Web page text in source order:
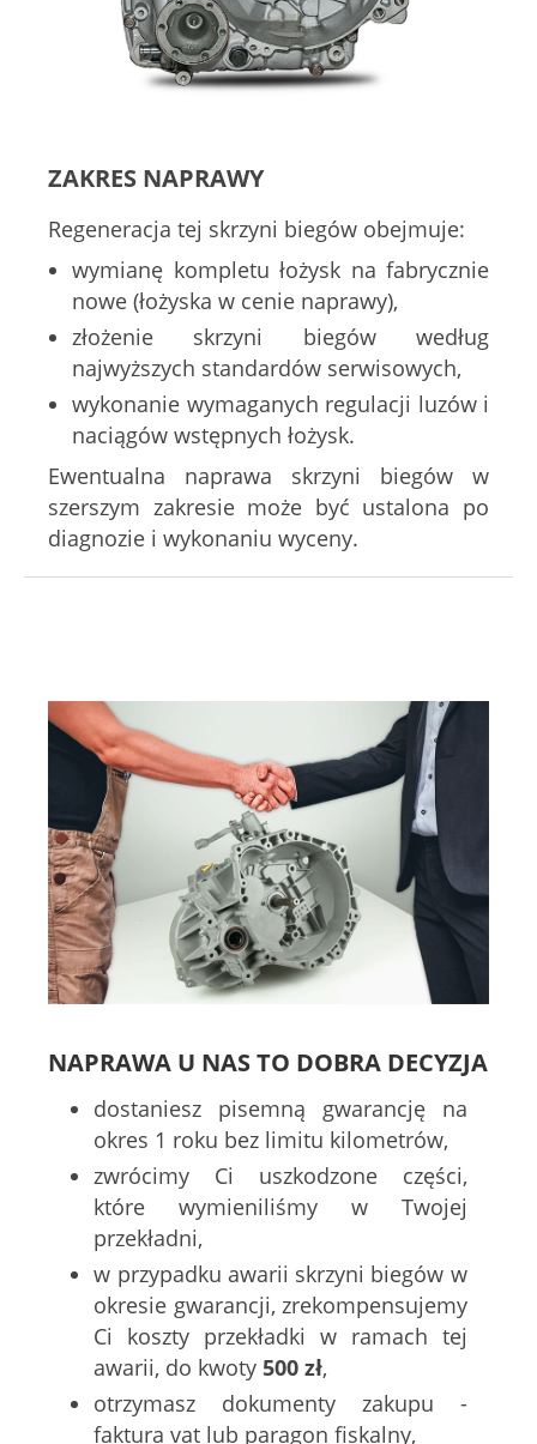
ZAKRES NAPRAWY
Regeneracja tej skrzyni biegów obejmuje:
wymianę kompletu łożysk na fabrycznie
nowe (łożyska w cenie naprawy),
złożenie skrzyni biegów według
najwyższych standardów serwisowych,
wykonanie wymaganych regulacji luzów i
naciągów wstępnych łożysk.
Ewentualna naprawa skrzyni biegów w
szerszym zakresie może być ustalona po
diagnozie i wykonaniu wyceny.
NAPRAWA U NAS TO DOBRA DECYZJA
dostaniesz pisemną gwarancję na
okres 1 roku bez limitu kilometrów,
zwrócimy Ci uszkodzone części,
które wymieniliśmy w Twojej
przekładni,
w przypadku awarii skrzyni biegów w
okresie gwarancji, zrekompensujemy
Ci koszty przekładki w ramach tej
awarii, do kwoty500 zł,
otrzymasz dokumenty zakupu -
faktura vat lub paragon fiskalny,